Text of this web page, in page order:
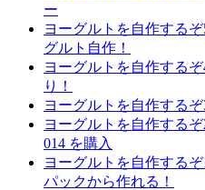
ー
ヨーグルトを自作する
グルト自作！
ヨーグルトを自作する
り！
ヨーグルトを自作する
ヨーグルトを自作する
014 を購入
ヨーグルトを自作する
パックから作れる！